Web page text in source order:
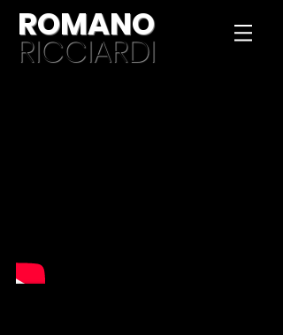
ROMANO
RICCIARDI